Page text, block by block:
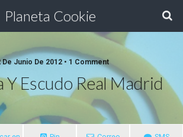
Planeta Cookie
De Junio De 2012 • 1 Comment
Y Escudo Real Madrid